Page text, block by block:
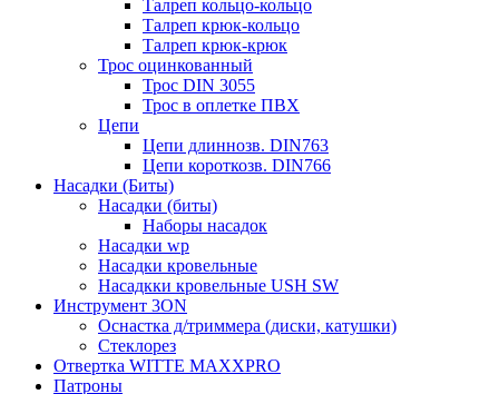
Талреп кольцо-кольцо
Талреп крюк-кольцо
Талреп крюк-крюк
Трос оцинкованный
Трос DIN 3055
Трос в оплетке ПВХ
Цепи
Цепи длиннозв. DIN763
Цепи короткозв. DIN766
Насадки (Биты)
Насадки (биты)
Наборы насадок
Насадки wp
Насадки кровельные
Насадкки кровельные USH SW
Инструмент 3ON
Оснастка д/триммера (диски, катушки)
Стеклорез
Отвертка WITTE MAXXPRO
Патроны